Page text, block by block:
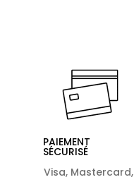
PAIEMENT
SÉCURISÉ
Visa, Mastercard,